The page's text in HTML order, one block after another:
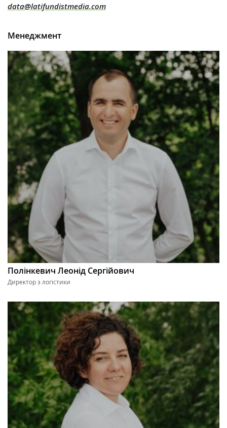
data@latifundistmedia.com
Менеджмент
Полінкевич Леонід Сергійович
Директор з логістики